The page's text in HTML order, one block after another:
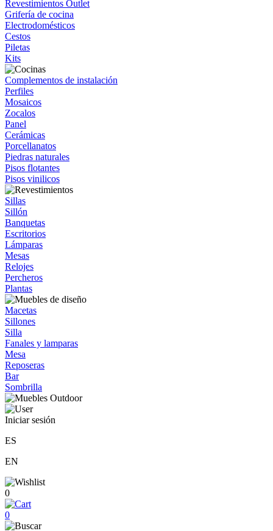
Revestimientos Outlet
Grifería de cocina
Electrodomésticos
Cestos
Piletas
Kits
Complementos de instalación
Perfiles
Mosaicos
Zocalos
Panel
Cerámicas
Porcellanatos
Piedras naturales
Pisos flotantes
Pisos vinilicos
Sillas
Sillón
Banquetas
Escritorios
Lámparas
Mesas
Relojes
Percheros
Plantas
Macetas
Sillones
Silla
Fanales y lamparas
Mesa
Reposeras
Bar
Sombrilla
Iniciar sesión
ES
EN
0
0